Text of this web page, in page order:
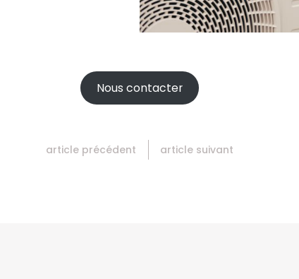
Nous contacter
article précédent article suivant